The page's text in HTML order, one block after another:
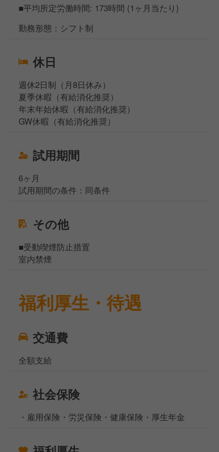
■平均所定労働時間: 173時間 (1ヶ月当たり)
勤務形態：シフト制
休日
週休2日制（月8日休み）
夏季休暇（有給消化推奨）
年末年始休暇（有給消化推奨）
GW休暇（有給消化推奨）
試用期間
6ヶ月
試用期間の条件：同条件
その他
■受動喫煙防止措置
室内禁煙
福利厚生・待遇
交通費
全額支給
社会保険
・雇用保険・労災保険・健康保険・厚生年金